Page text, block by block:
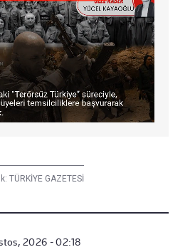
TÜRKİYE GAZETESİ
2026 - 02:18